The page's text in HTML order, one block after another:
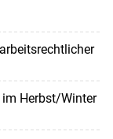
im Herbst/Winter